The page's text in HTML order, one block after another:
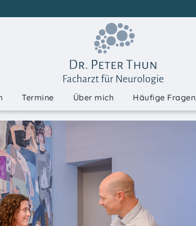
Termine Über mich Häufige Fragen